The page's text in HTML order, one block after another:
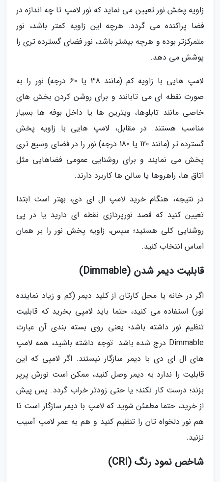
زاویه پخش نور تعیین می نماید که نور لامپ تا چه اندازه در
فضا پراکنده می گردد. هرچه این زاویه کمتر باشد، نور
متمرکزتر بوده و هرچه بیشتر باشد، نور فضای گسترده تری را
پوشش می دهد.
لامپ هایی با زاویه کم (مانند 38 یا 60 درجه) نور را به
صورت نقطه ای می تابانند و برای روشن کردن بخش های
خاصی مانند تابلوها، ویترین ها یا داخل بوفه ها بسیار
مناسب هستند. در مقابل، لامپ هایی با زاویه پخش
گسترده تر (مانند 120 یا 180 درجه) نور را در فضای وسیع تری
پخش می نمایند و برای روشنایی عمومی فضاهایی مثل
اتاق ها، راهروها یا سالن ها کاربرد دارند.
در نتیجه، هنگام خرید لامپ ال ای دی، بهتر است ابتدا
تعیین کنید که قصد نورپردازی نقطه ای دارید یا در پی
روشنایی کلی هستید؛ سپس، زاویه پخش نور را بر همان
اساس انتخاب کنید.
قابلیت دیمر شدن (Dimmable)
اگر در خانه یا محل کارتان از کلید دیمر (کم و زیاد نماینده
نور) استفاده می کنید، حتما باید لامپی بخرید که قابلیت
تنظیم نور داشته باشد؛ یعنی روی بسته بندی آن عبارت
Dimmable درج شده باشد. توجه داشته باشید، همه لامپ
های ال ای دی با دیمر سازگار نیستند. اگر لامپی که این
قابلیت را ندارد به دیمر وصل کنید، ممکن است نورش پرپر
بزند؛ درست کار نکند؛ یا حتی زودتر خراب گردد. پس پیش
از خرید، حتما مطمئن شوید که لامپ با دیمر سازگار است تا
هم نور دلخواه تان را تنظیم کنید و هم به عمر لامپ آسیب
نزنید.
شاخص نمود رنگ (CRI)